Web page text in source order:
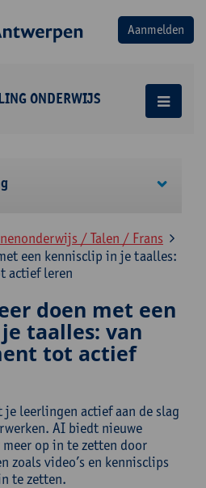
ONDERWIJS
/ Talen / Frans
een kennisclip in je taalles:
actief leren
doen met een
taalles: van
tot actief
leerlingen actief aan de slag
AI biedt nieuwe
op in te zetten door
zoals video’s en kennisclips
te zetten.